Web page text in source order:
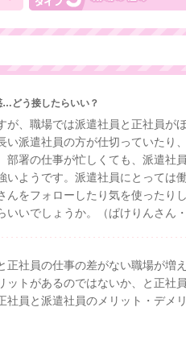
どう接したらいい？
が、職場では派遣社員と正社員が
い派遣社員の方が仕切っていたり
部署の仕事が忙しくても、派遣社
いようです。派遣社員にとっては
んをフォローしたり気を使ったり
いでしょうか。
（ぱけりんさん
正社員の仕事の差がない職場が増
ットがあるのではないか、と正社
社員と派遣社員のメリット・デメ